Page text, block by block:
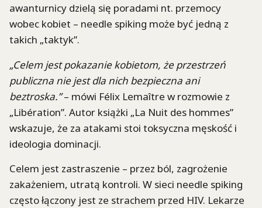
awanturnicy dzielą się poradami nt. przemocy
wobec kobiet – needle spiking może być jedną z
takich „taktyk”.
„Celem jest pokazanie kobietom, że przestrzeń
publiczna nie jest dla nich bezpieczna ani
beztroska.”– mówi Félix Lemaître w rozmowie z
„Libération”. Autor książki „La Nuit des hommes”
wskazuje, że za atakami stoi toksyczna męskość i
ideologia dominacji.
Celem jest zastraszenie – przez ból, zagrożenie
zakażeniem, utratą kontroli. W sieci needle spiking
często łączony jest ze strachem przed HIV. Lekarze